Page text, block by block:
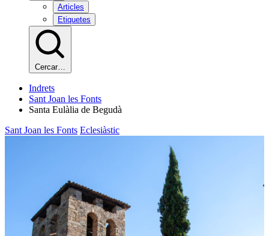
Articles
Etiquetes
Cercar…
Indrets
Sant Joan les Fonts
Santa Eulàlia de Begudà
Sant Joan les Fonts Eclesiàstic